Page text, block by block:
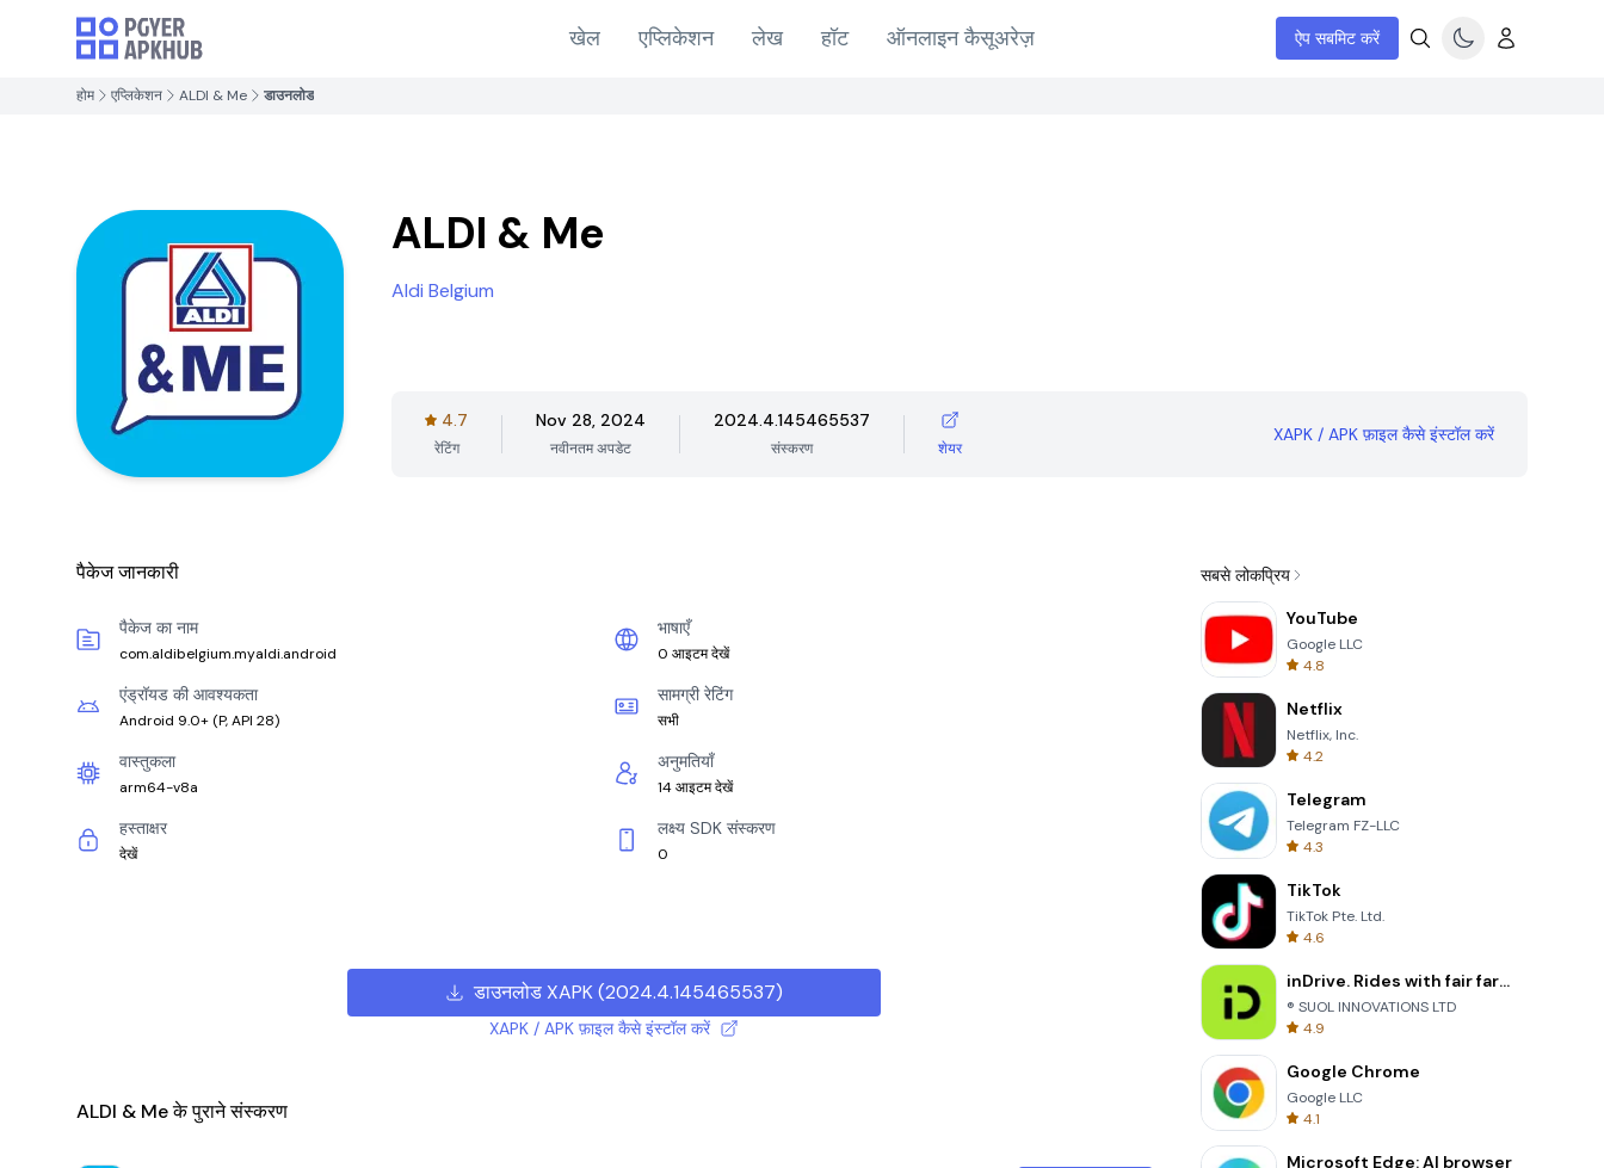
खेल एप्लिकेशन लेख हॉट ऑनलाइन कैसूअरेज़ ऐप सबमिट करें
होम एप्लिकेशन ALDI & Me डाउनलोड
ALDI & Me
Aldi Belgium
4.7
रेटिंग
Nov 28, 2024
नवीनतम अपडेट
2024.4.145465537
संस्करण शेयर
XAPK / APK फ़ाइल कैसे इंस्टॉल करें
पैकेज जानकारी
पैकेज का नाम
com.aldibelgium.myaldi.android
भाषाएँ
0 आइटम देखें
एंड्रॉयड की आवश्यकता
Android 9.0+ (P, API 28)
सामग्री रेटिंग
सभी
वास्तुकला
arm64-v8a
अनुमतियाँ
14 आइटम देखें
हस्ताक्षर
देखें
लक्ष्य SDK संस्करण
0
डाउनलोड XAPK(2024.4.145465537)
XAPK / APK फ़ाइल कैसे इंस्टॉल करें
ALDI & Me के पुराने संस्करण
सबसे लोकप्रिय
YouTube
Google LLC
4.8
Netflix
Netflix, Inc.
4.2
Telegram
Telegram FZ-LLC
4.3
TikTok
TikTok Pte. Ltd.
4.6
inDrive. Rides with fair fares
® SUOL INNOVATIONS LTD
4.9
Google Chrome
Google LLC
4.1
Microsoft Edge: AI browser